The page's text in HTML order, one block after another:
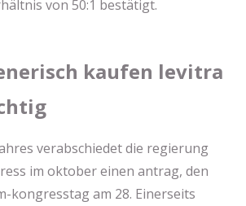
von 50:1 bestätigt.
kaufen levitra
verabschiedet die regierung
im oktober einen antrag, den
kongresstag am 28. Einerseits